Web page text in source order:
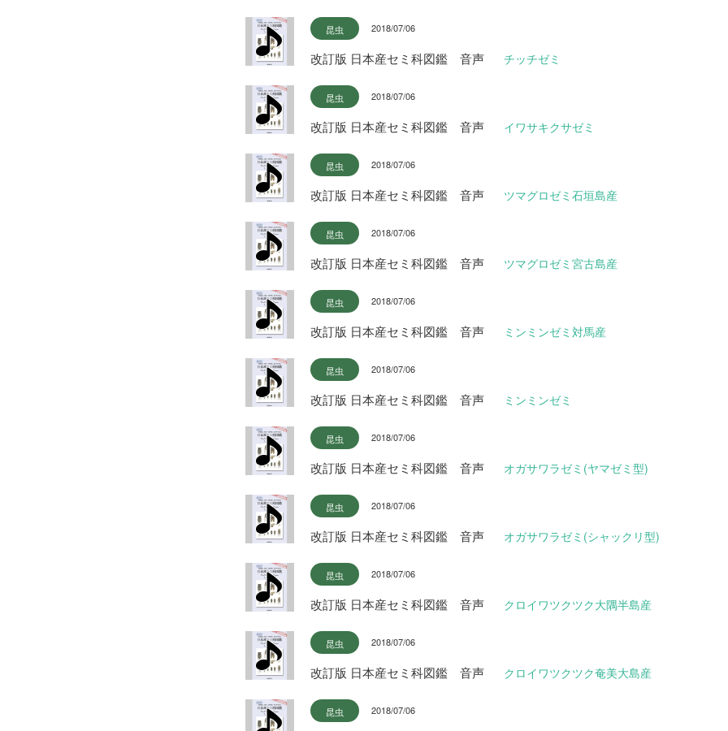
昆虫 2018/07/06
改訂版 日本産セミ科図鑑 音声 チッチゼミ
昆虫 2018/07/06
改訂版 日本産セミ科図鑑 音声 イワサキクサゼミ
昆虫 2018/07/06
改訂版 日本産セミ科図鑑 音声 ツマグロゼミ石垣島産
昆虫 2018/07/06
改訂版 日本産セミ科図鑑 音声 ツマグロゼミ宮古島産
昆虫 2018/07/06
改訂版 日本産セミ科図鑑 音声 ミンミンゼミ対馬産
昆虫 2018/07/06
改訂版 日本産セミ科図鑑 音声 ミンミンゼミ
昆虫 2018/07/06
改訂版 日本産セミ科図鑑 音声 オガサワラゼミ(ヤマゼミ型)
昆虫 2018/07/06
改訂版 日本産セミ科図鑑 音声 オガサワラゼミ(シャックリ型)
昆虫 2018/07/06
改訂版 日本産セミ科図鑑 音声 クロイワツクツク大隅半島産
昆虫 2018/07/06
改訂版 日本産セミ科図鑑 音声 クロイワツクツク奄美大島産
昆虫 2018/07/06